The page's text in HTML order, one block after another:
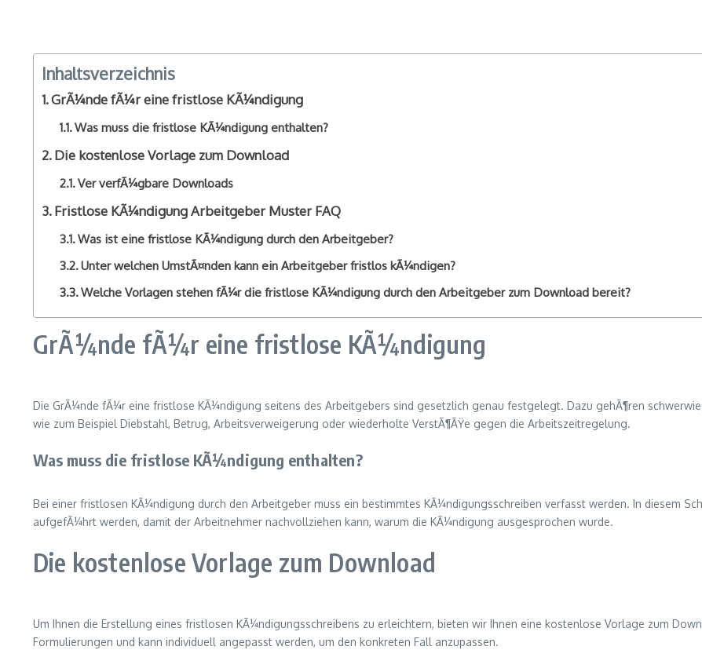
Inhaltsverzeichnis
GrÃ¼nde fÃ¼r eine fristlose KÃ¼ndigung
Was muss die fristlose KÃ¼ndigung enthalten?
Die kostenlose Vorlage zum Download
Ver verfÃ¼gbare Downloads
Fristlose KÃ¼ndigung Arbeitgeber Muster FAQ
Was ist eine fristlose KÃ¼ndigung durch den Arbeitgeber?
Unter welchen UmstÃ¤nden kann ein Arbeitgeber fristlos kÃ¼ndigen?
Welche Vorlagen stehen fÃ¼r die fristlose KÃ¼ndigung durch den Arbeitgeber zum Download bereit?
GrÃ¼nde fÃ¼r eine fristlose KÃ¼ndigung
Die GrÃ¼nde fÃ¼r eine fristlose KÃ¼ndigung seitens des Arbeitgebers sind gesetzlich genau festgelegt. Dazu gehÃ¶ren
wie zum Beispiel Diebstahl, Betrug, Arbeitsverweigerung oder wiederholte VerstÃ¶ÃŸe gegen die Arbeitszeitregelung.
Was muss die fristlose KÃ¼ndigung enthalten?
Bei einer fristlosen KÃ¼ndigung durch den Arbeitgeber muss ein bestimmtes KÃ¼ndigungsschreiben verfasst werden. In diesem
aufgefÃ¼hrt werden, damit der Arbeitnehmer nachvollziehen kann, warum die KÃ¼ndigung ausgesprochen wurde.
Die kostenlose Vorlage zum Download
Um Ihnen die Erstellung eines fristlosen KÃ¼ndigungsschreibens zu erleichtern, bieten wir Ihnen eine kostenlose Vorlage zum
Formulierungen und kann individuell angepasst werden, um den konkreten Fall anzupassen.